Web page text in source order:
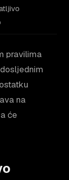
pravilima
na
će